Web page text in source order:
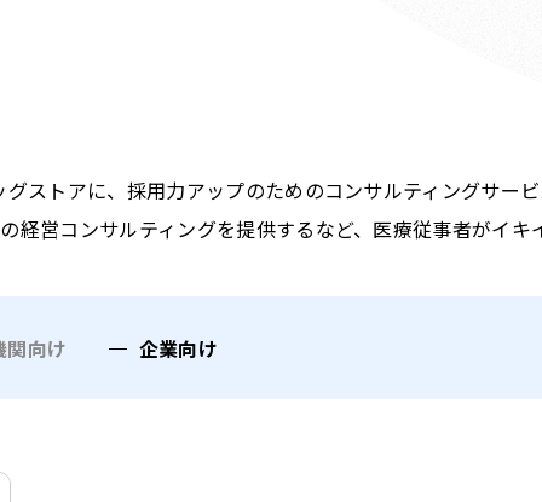
ストアに、採用力アップのためのコンサルティングサー
経営コンサルティングを提供するなど、医療従事者がイ
関向け 企業向け